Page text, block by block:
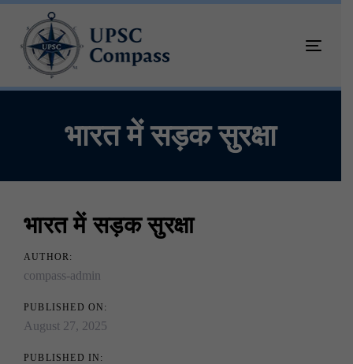
to
primary
navigation
Skip
Toggle
भारत में सड़क सुरक्षा
भारत में सड़क सुरक्षा
AUTHOR:
compass-admin
PUBLISHED ON:
August 27, 2025
PUBLISHED IN:
Post